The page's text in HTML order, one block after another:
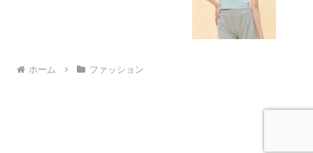
ホーム ファッション